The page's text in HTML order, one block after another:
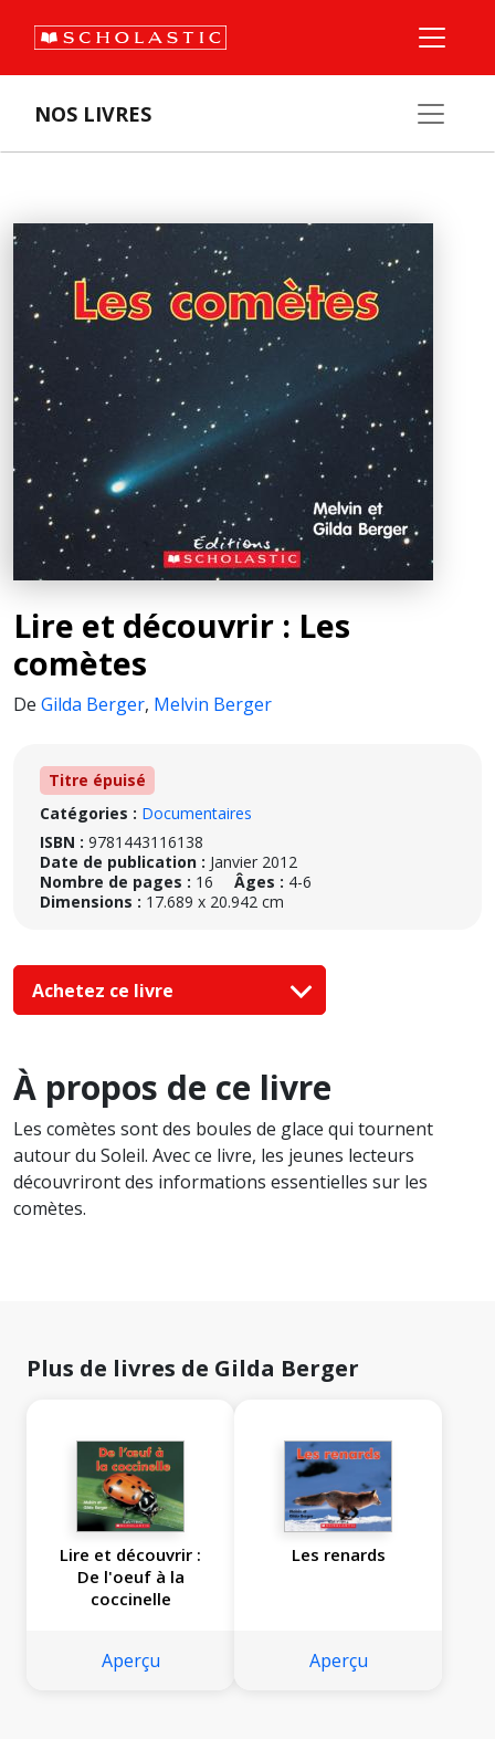
NOS LIVRES
Lire et découvrir : Les
comètes
De Gilda Berger, Melvin Berger
Titre épuisé
Catégories : Documentaires
ISBN : 9781443116138
Date de publication : Janvier 2012
Nombre de pages : 16 Âges : 4-6
Dimensions : 17.689 x 20.942 cm
Achetez ce livre
À propos de ce livre
Les comètes sont des boules de glace qui tournent
autour du Soleil. Avec ce livre, les jeunes lecteurs
découvriront des informations essentielles sur les
comètes.
Plus de livres de Gilda Berger
Lire et découvrir :
De l'oeuf à la
coccinelle
Aperçu
Les renards
Aperçu